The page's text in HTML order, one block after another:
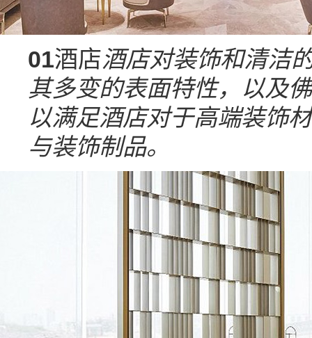
01酒店酒店对装饰和清洁
其多变的表面特性，以及
以满足酒店对于高端装饰
与装饰制品。